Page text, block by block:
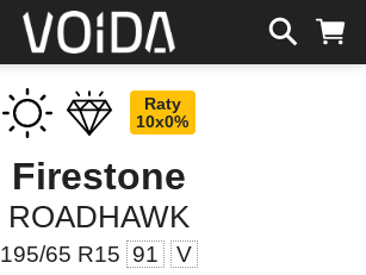
Raty
10x0%
Firestone
ROADHAWK
195/65 R15 91 V